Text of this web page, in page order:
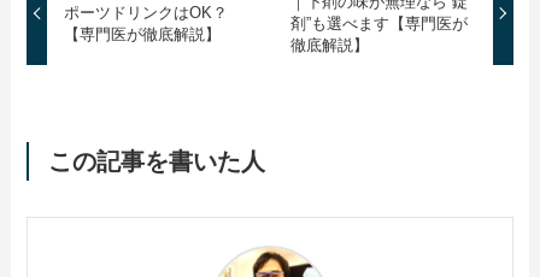
ポーツドリンクはOK？
【専門医が徹底解説】
剤”も選べます【専門医が
徹底解説】
この記事を書いた人